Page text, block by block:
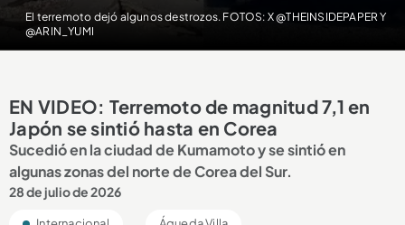
El terremoto dejó algunos destrozos. FOTOS: X @THEINSIDEPAPER Y
@ARIN_YUMI
EN VIDEO: Terremoto de magnitud 7,1 en
Japón se sintió hasta en Corea
Sucedió en la ciudad de Kumamoto y se sintió en
algunas zonas del norte de Corea del Sur.
28 de julio de 2026